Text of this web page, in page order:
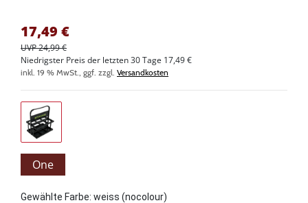
17,49 €
UVP 24,99 €
Niedrigster Preis der letzten 30 Tage 17,49 €
inkl. 19 % MwSt., ggf. zzgl. Versandkosten
One
Gewählte Farbe: weiss (nocolour)